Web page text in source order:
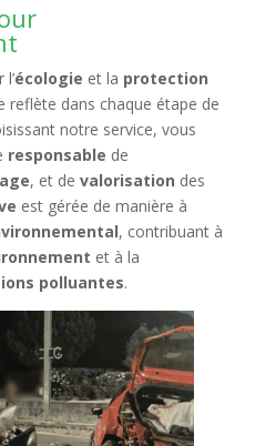
écologie et la protection
reflète dans chaque étape de
notre service, vous
responsable de
, et de valorisation des
est gérée de manière à
, contribuant à
et à la
polluantes.